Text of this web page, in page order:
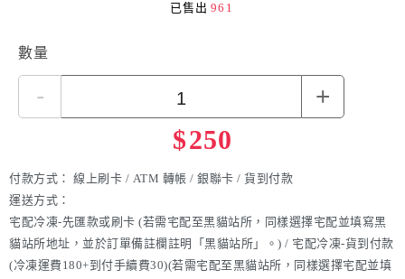
已售出 961
數量
- +
$250
付款方式： 線上刷卡 / ATM 轉帳 / 銀聯卡 / 貨到付款
運送方式：
宅配冷凍-先匯款或刷卡 (若需宅配至黑貓站所，同樣選擇宅配並填寫黑
貓站所地址，並於訂單備註欄註明「黑貓站所」。) / 宅配冷凍-貨到付款
(冷凍運費180+到付手續費30)(若需宅配至黑貓站所，同樣選擇宅配並填